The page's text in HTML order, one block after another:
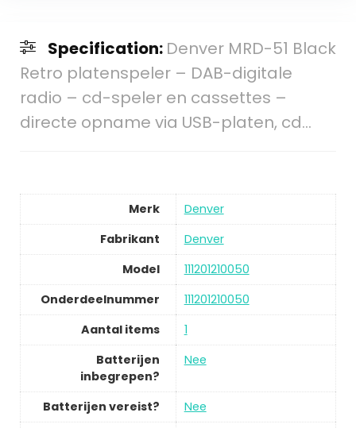
Specification: Denver MRD-51 Black
Retro platenspeler – DAB-digitale
radio – cd-speler en cassettes –
directe opname via USB-platen, cd…
Merk
Denver
Fabrikant
Denver
Model
111201210050
Onderdeelnummer
111201210050
Aantal items
1
Batterijen
inbegrepen?
Nee
Batterijen vereist?
Nee